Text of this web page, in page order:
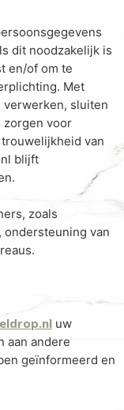
dit noodzakelijk is
en/of om te
Met
verwerken, sluiten
zorgen voor
van
blijft
zoals
van
uw
aan andere
geïnformeerd en